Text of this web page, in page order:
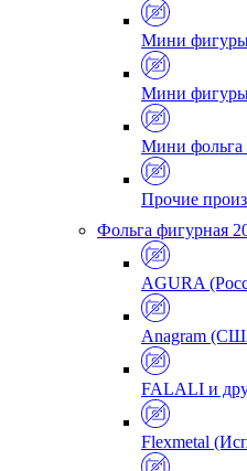
Мини фигуры
Мини
Мини фольга
Прочие
Фольга фигурная
AGURA
Anagram
FALALI и
Flexmetal